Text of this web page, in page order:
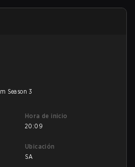
Season 3
Hora de inicio
20:09
Ubicación
SA